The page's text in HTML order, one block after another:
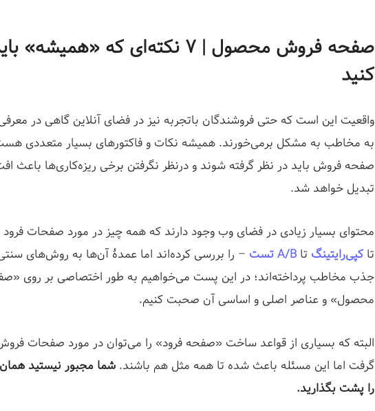
صفحه فروش محصول | ۷ نکته‌ای که
کنید
واقعیت این است که حتی فروشندگان باتجربه نیز در فضای آنلاین گاهی در
به مخاطب به مشکل برمی‌خورند. همیشه نکات و فاکتورهای بسیار متعددی
صفحه فروش باید در نظر گرفته شوند و درنظر نگرفتن برخی‌ ریزه‌کاری‌ها باعث
تبدیل خواهد شد.
محتوای بسیار زیادی در فضای وب وجود دارند که همه چیز در مورد صفحات
تا کپی‌رایتینگ تا A/B تست
– را بررسی کرده‌اند اما عمدۀ آن‌ها به روش‌های
جذب مخاطب پرداخته‌اند؛ در این پست می‌خواهیم به طور اختصاصی بر روی
محصول» و عناصر اصلی و اساسی آن صحبت کنیم.
البته که بسیاری از قواعد ساخت «صفحه فرود» را می‌توان در مورد صفحات
گرفت اما این مسئله باعث شده تا همه مثل هم باشند. شما مجبور نیستید
را پشت بگذارید.